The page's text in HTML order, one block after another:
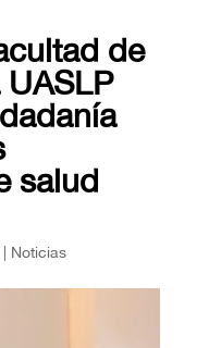
de
salud
Noticias